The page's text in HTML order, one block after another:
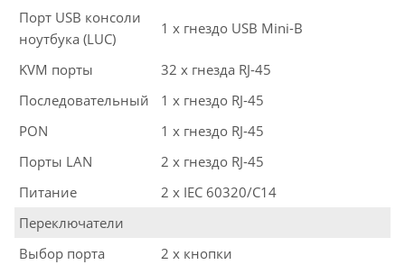
Порт USB консоли
ноутбука (LUC)
1 x гнездо USB Mini-B
KVM порты
32 x гнезда RJ-45
Последовательный
1 x гнездо RJ-45
PON
1 x гнездо RJ-45
Порты LAN
2 x гнездо RJ-45
Питание
2 x IEC 60320/C14
Переключатели
Выбор порта
2 x кнопки